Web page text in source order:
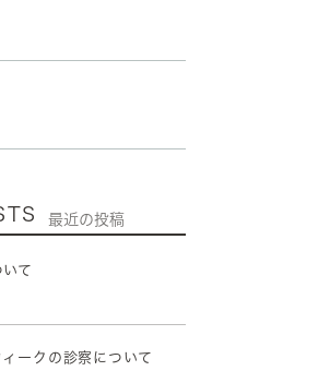
最近の投稿
て
ークの診察について